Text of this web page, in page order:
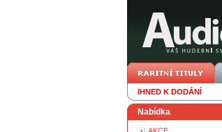
IHNED K DODÁNÍ
Nabídka